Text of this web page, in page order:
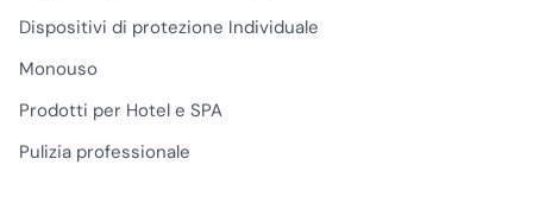
Dispositivi di protezione Individuale
Monouso
Prodotti per Hotel e SPA
Pulizia professionale